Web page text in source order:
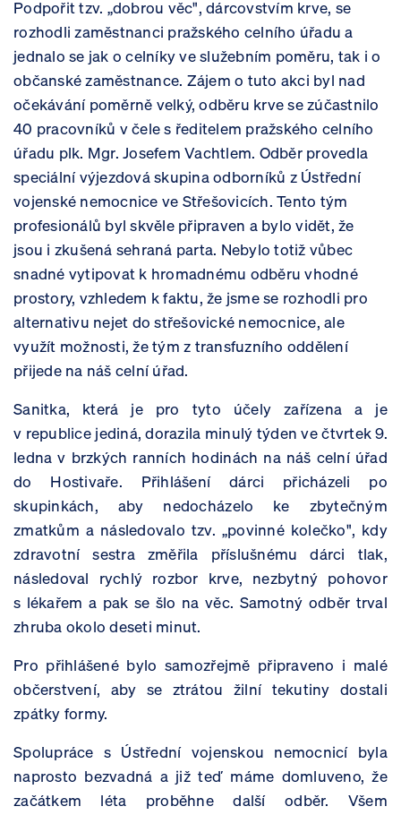
​Podpořit tzv. „dobrou věc", dárcovstvím krve, se
rozhodli zaměstnanci pražského celního úřadu a
jednalo se jak o celníky ve služebním poměru, tak i o
občanské zaměstnance. Zájem o tuto akci byl nad
očekávání poměrně velký, odběru krve se zúčastnilo
40 pracovníků v čele s ředitelem pražského celního
úřadu plk. Mgr. Josefem Vachtlem. Odběr provedla
speciální výjezdová skupina odborníků z Ústřední
vojenské nemocnice ve Střešovicích. Tento tým
profesionálů byl skvěle připraven a bylo vidět, že
jsou i zkušená sehraná parta. Nebylo totiž vůbec
snadné vytipovat k hromadnému odběru vhodné
prostory, vzhledem k faktu, že jsme se rozhodli pro
alternativu nejet do střešovické nemocnice, ale
využít možnosti, že tým z transfuzního oddělení
přijede na náš celní úřad.
Sanitka, která je pro tyto účely zařízena a je
v republice jediná, dorazila minulý týden ve čtvrtek 9.
ledna v brzkých ranních hodinách na náš celní úřad
do Hostivaře. Přihlášení dárci přicházeli po
skupinkách, aby nedocházelo ke zbytečným
zmatkům a následovalo tzv. „povinné kolečko", kdy
zdravotní sestra změřila příslušnému dárci tlak,
následoval rychlý rozbor krve, nezbytný pohovor
s lékařem a pak se šlo na věc. Samotný odběr trval
zhruba okolo deseti minut.
Pro přihlášené bylo samozřejmě připraveno i malé
občerstvení, aby se ztrátou žilní tekutiny dostali
zpátky formy.
Spolupráce s Ústřední vojenskou nemocnicí byla
naprosto bezvadná a již teď máme domluveno, že
začátkem léta proběhne další odběr. Všem